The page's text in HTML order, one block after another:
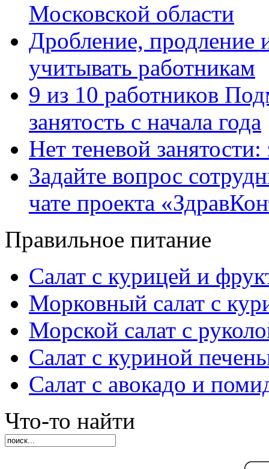
Московской области
Дробление, продление
учитывать работникам
9 из 10 работников
занятость с начала года
Нет теневой
Задайте вопрос
чате проекта
Правильное питание
Салат с курицей и
Морковный салат с
Морской салат с
Салат с куриной
Салат с авокадо и
Что-то найти